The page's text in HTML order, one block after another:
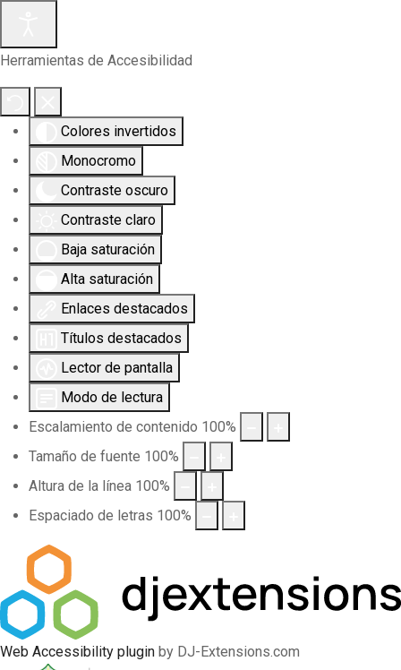
Herramientas de Accesibilidad
Colores invertidos
Monocromo
Contraste oscuro
Contraste claro
Baja saturación
Alta saturación
Enlaces destacados
Títulos destacados
Lector de pantalla
Modo de lectura
Escalamiento de contenido 100%
Tamaño de fuente 100%
Altura de la línea 100%
Espaciado de letras 100%
Web Accessibility plugin by DJ-Extensions.com